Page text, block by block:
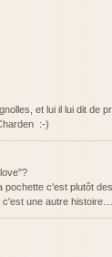
et lui il lui dit de
:-)
c'est plutôt
c'est une autre